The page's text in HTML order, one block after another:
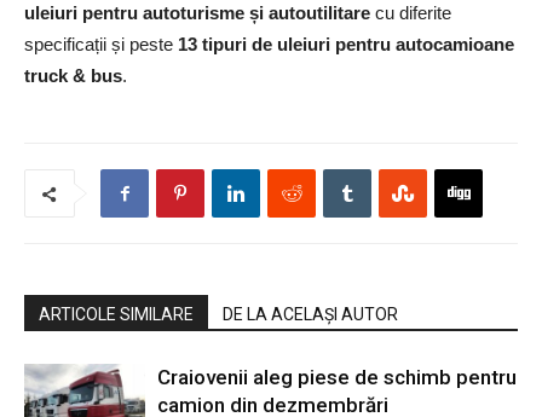
uleiuri pentru autoturisme și autoutilitare cu diferite
specificații și peste 13 tipuri de uleiuri pentru autocamioane
truck & bus.
ARTICOLE SIMILARE DE LA ACELAȘI AUTOR
Craiovenii aleg piese de schimb pentru
camion din dezmembrări